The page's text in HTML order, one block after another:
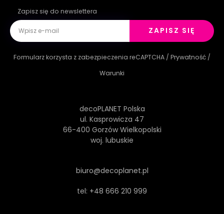
Zapisz się do newslettera
ZAPISZ SIĘ
Formularz korzysta z zabezpieczenia reCAPTCHA / Prywatność /
Warunki
decoPLANET Polska
ul. Kasprowicza 47
66-400 Gorzów Wielkopolski
woj. lubuskie
biuro@decoplanet.pl
tel: +48 666 210 999